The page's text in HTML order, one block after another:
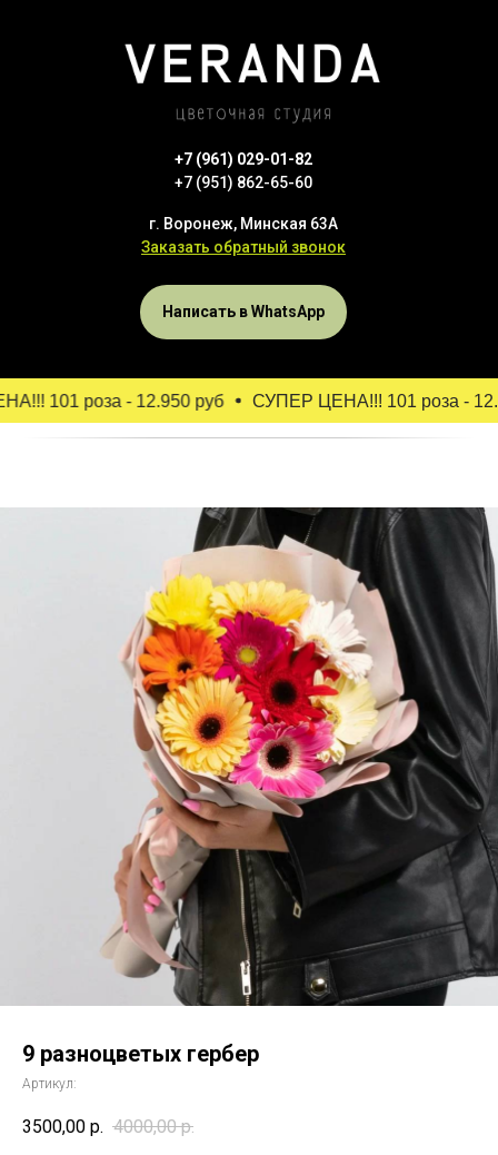
+7 (961) 029-01-82
+7 (951) 862-65-60
г. Воронеж, Минская 63А
Заказать обратный звонок
Написать в WhatsApp
101 роза - 12.950 руб СУПЕР ЦЕНА!!! 101 роза -
9 разноцветых гербер
Артикул:
3500,00 р. 4000,00 р.